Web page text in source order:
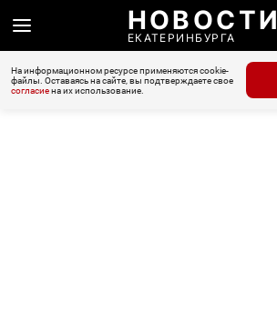
НОВОСТИ
ЕКАТЕРИНБУРГА
На информационном ресурсе применяются cookie-
файлы. Оставаясь на сайте, вы подтверждаете свое
согласиена их использование.